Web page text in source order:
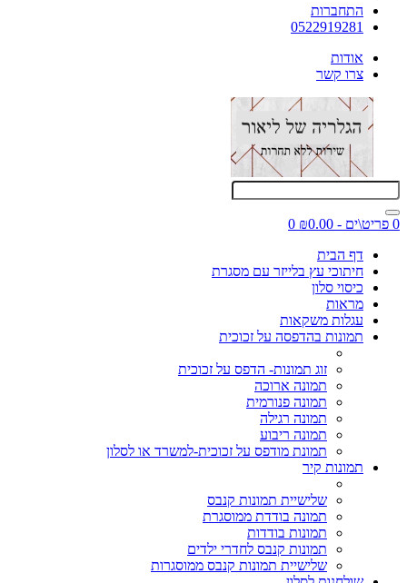
התחברות
0522919281
אודות
צרו קשר
0 פריט\ים - ₪0.00
0
דף הבית
חיתוכי עץ בלייזר עם מסגרת
כיסוי סלון
מראות
עגלות משקאות
תמונות בהדפסה על זכוכית
זוג תמונות- הדפס על זכוכית
תמונה ארוכה
תמונה פנורמית
תמונה רגילה
תמונה ריבוע
תמונת מודפס על זכוכית-למשרד או לסלון
תמונות קיר
שלישיית תמונות קנבס
תמונה בודדת ממוסגרת
תמונות בודדות
תמונות קנבס לחדרי ילדים
שלישיית תמונות קנבס ממוסגרות